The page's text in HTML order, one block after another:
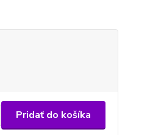
Pridať do košíka